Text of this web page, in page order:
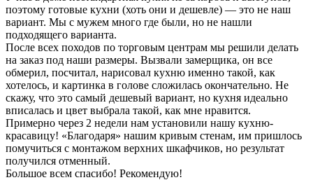
поэтому готовые кухни (хоть они и дешевле) — это не наш
вариант. Мы с мужем много где были, но не нашли
подходящего варианта.
После всех походов по торговым центрам мы решили делать
на заказ под наши размеры. Вызвали замерщика, он все
обмерил, посчитал, нарисовал кухню именно такой, как
хотелось, и картинка в голове сложилась окончательно. Не
скажу, что это самый дешевый вариант, но кухня идеально
вписалась и цвет выбрала такой, как мне нравится.
Примерно через 2 недели нам установили нашу кухню-
красавицу! «Благодаря» нашим кривым стенам, им пришлось
помучиться с монтажом верхних шкафчиков, но результат
получился отменный.
Большое всем спасибо! Рекомендую!